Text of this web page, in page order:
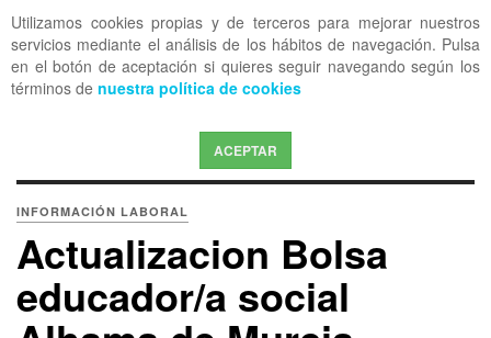
Utilizamos cookies propias y de terceros para mejorar nuestros
servicios mediante el análisis de los hábitos de navegación. Pulsa
en el botón de aceptación si quieres seguir navegando según los
términos de nuestra política de cookies
ACEPTAR
OFF CANVAS
INFORMACIÓN LABORAL
Actualizacion Bolsa
educador/a social